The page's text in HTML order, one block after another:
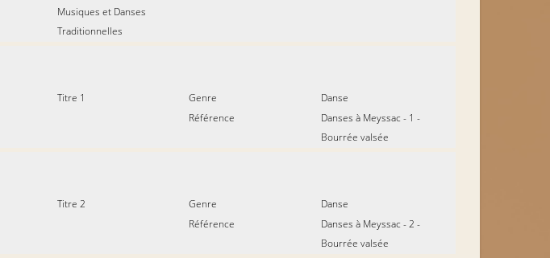
Musiques et Danses
Traditionnelles
Titre 1 Genre
Danse
Référence
Danses à Meyssac - 1 -
Bourrée valsée
Titre 2 Genre
Danse
Référence
Danses à Meyssac - 2 -
Bourrée valsée